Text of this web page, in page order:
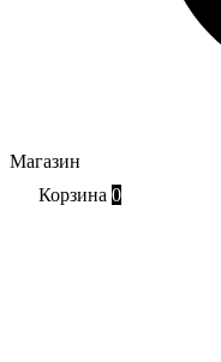
Магазин
Корзина 0